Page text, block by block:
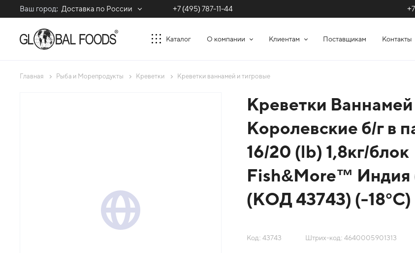
Ваш город: Доставка по России +7 (495) 787-11-44
Каталог О компании Клиентам Поставщикам Контакты
Главная Рыба и Морепродукты Креветки Креветки ваннамей и тигровые
Креветки Ваннамей
Королевские б/г в
16/20 (lb) 1,8кг/блок
Fish&More™ Индия
(КОД 43743) (-18°С)
Код: 43743 Штрих-код: 4640005901313